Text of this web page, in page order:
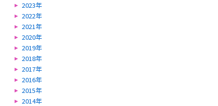
2023年
2022年
2021年
2020年
2019年
2018年
2017年
2016年
2015年
2014年